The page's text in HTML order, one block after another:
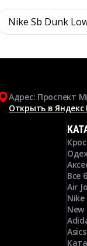
Nike Sb Dunk
Адрес: Проспект
Открыть в Яндекс
Все
Air
Nike
New
Asics